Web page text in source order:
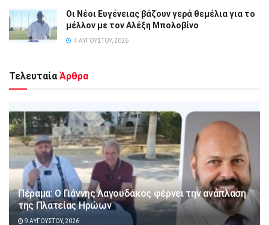
Οι Νέοι Ευγένειας βάζουν γερά θεμέλια για το
μέλλον με τον Αλέξη Μπολοβίνο
4 ΑΥΓΟΎΣΤΟΥ, 2026
Τελευταία Άρθρα
Πέραμα: Ο Γιάννης Λαγουδάκος φέρνει την ανάπλαση
της Πλατείας Ηρώων
9 ΑΥΓΟΎΣΤΟΥ, 2026